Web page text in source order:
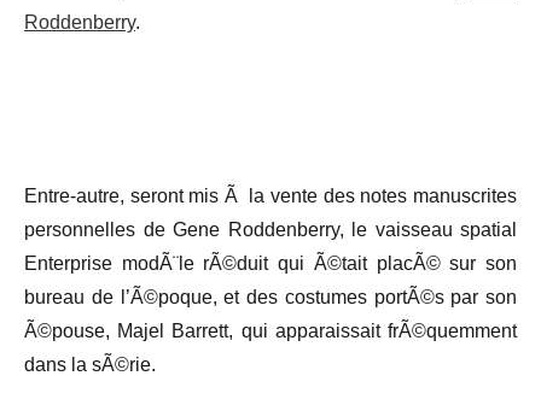
Roddenberry.
Entre-autre, seront mis Ã la vente des notes manuscrites
personnelles de Gene Roddenberry, le vaisseau spatial
Enterprise modÃ¨le rÃ©duit qui Ã©tait placÃ© sur son
bureau de l’Ã©poque, et des costumes portÃ©s par son
Ã©pouse, Majel Barrett, qui apparaissait frÃ©quemment
dans la sÃ©rie.